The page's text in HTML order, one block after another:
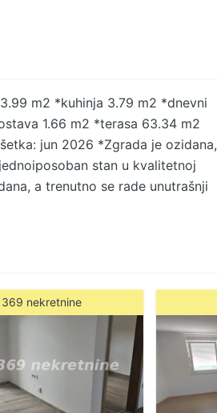
m2 *kuhinja 3.79 m2 *dnevni
1.66 m2 *terasa 63.34 m2
jun 2026 *Zgrada je ozidana,
stan u kvalitetnoj
a trenutno se rade unutrašnji
ka centru grada *marketi i
blizini *mirno porodično
struktura 1.5 stana –
jun 2026 *Manja
život ili izdavanje *Stan od 36,34
delova Adica.
369 nekretnine